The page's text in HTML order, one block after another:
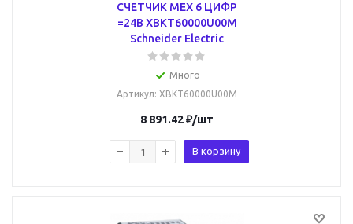
СЧЕТЧИК МЕХ 6 ЦИФР
=24В XBKT60000U00M
Schneider Electric
Много
Артикул: XBKT60000U00M
8 891.42₽/шт
В корзину